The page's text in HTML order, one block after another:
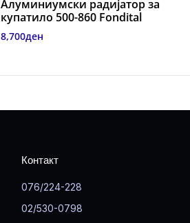
Алуминиумски радијатор за
купатило 500-860 Fondital
8,700ден
Контакт
076/224-228
02/530-0798